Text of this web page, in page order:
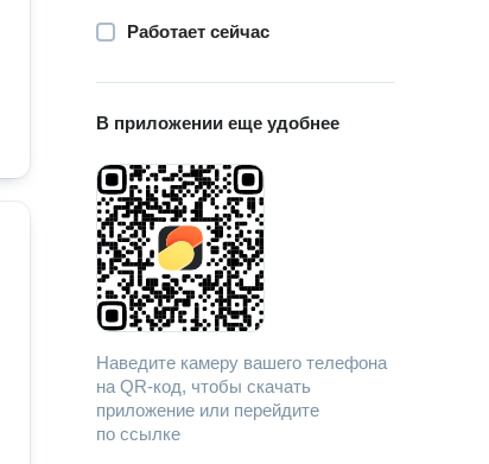
Работает сейчас
В приложении еще удобнее
Наведите камеру вашего телефона
на QR-код, чтобы скачать
приложение или перейдите
по ссылке